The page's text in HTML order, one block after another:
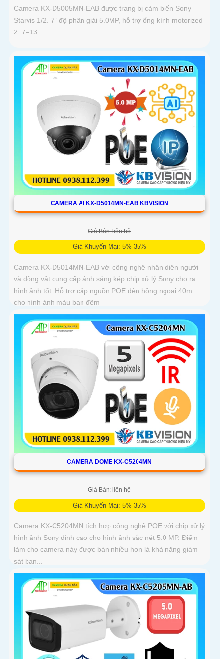
Camera KX-D5005MN-EAB được trang bị cảm biến Sony
Starvis 1/2. 7” độ phân giải 5.0MP, hỗ trợ ống kính motorized
2. 7–13
CAMERA AI KX-D5014MN-EAB KBVISION
Giá Bán: liên hệ
Giá Khuyến Mại: 5%-35%
Camera KX-D5014MN-EAB với công nghệ nhận diện người
và động vật cung cấp ánh sáng kép chip xử lý Sony cho ra
hình ảnh tốt. Hỗ trợ cấp nguồn POE đèn hồng ngoại 40m
cho hình ảnh màu ban đêm
CAMERA DOME KX-C5204MN
Giá Bán: liên hệ
Giá Khuyến Mại: 5%-35%
Camera KX-C5204MN tích hợp công nghệ POE với chip xử lý
hình ảnh Sony đỉnh cao cho hình ảnh sắc nét 5.0 MP. Điểm
làm cho camera này được bán nhiều hơn là khả năng giám
sát ban...